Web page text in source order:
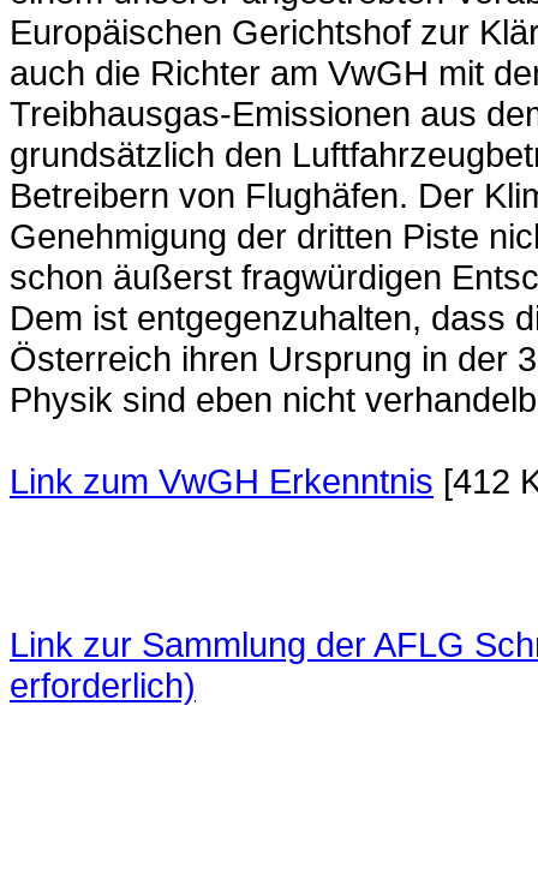
Europäischen Gerichtshof zur
auch die Richter am VwGH mit
Treibhausgas-Emissionen aus
grundsätzlich den
Betreibern von Flughäfen. Der
Genehmigung der dritten Piste
schon äußerst fragwürdigen
Dem ist entgegenzuhalten, dass
Österreich ihren Ursprung in der
Physik sind eben nicht
Link zum VwGH Erkenntnis [412
Link zur Sammlung der AFLG
erforderlich)